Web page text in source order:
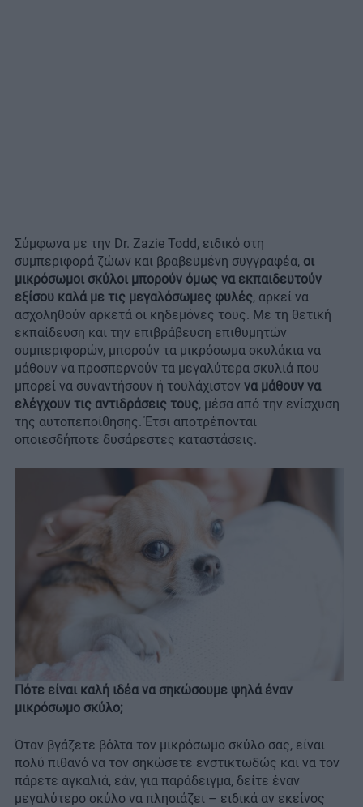
Σύμφωνα με την Dr. Zazie Todd, ειδικό στη
συμπεριφορά ζώων και βραβευμένη συγγραφέα, οι
μικρόσωμοι σκύλοι μπορούν όμως να εκπαιδευτούν
εξίσου καλά με τις μεγαλόσωμες φυλές, αρκεί να
ασχοληθούν αρκετά οι κηδεμόνες τους. Με τη θετική
εκπαίδευση και την επιβράβευση επιθυμητών
συμπεριφορών, μπορούν τα μικρόσωμα σκυλάκια να
μάθουν να προσπερνούν τα μεγαλύτερα σκυλιά που
μπορεί να συναντήσουν ή τουλάχιστον να μάθουν να
ελέγχουν τις αντιδράσεις τους, μέσα από την ενίσχυση
της αυτοπεποίθησης. Έτσι αποτρέπονται
οποιεσδήποτε δυσάρεστες καταστάσεις.
Πότε είναι καλή ιδέα να σηκώσουμε ψηλά έναν
μικρόσωμο σκύλο;
Όταν βγάζετε βόλτα τον μικρόσωμο σκύλο σας, είναι
πολύ πιθανό να τον σηκώσετε ενστικτωδώς και να τον
πάρετε αγκαλιά, εάν, για παράδειγμα, δείτε έναν
μεγαλύτερο σκύλο να πλησιάζει – ειδικά αν εκείνος